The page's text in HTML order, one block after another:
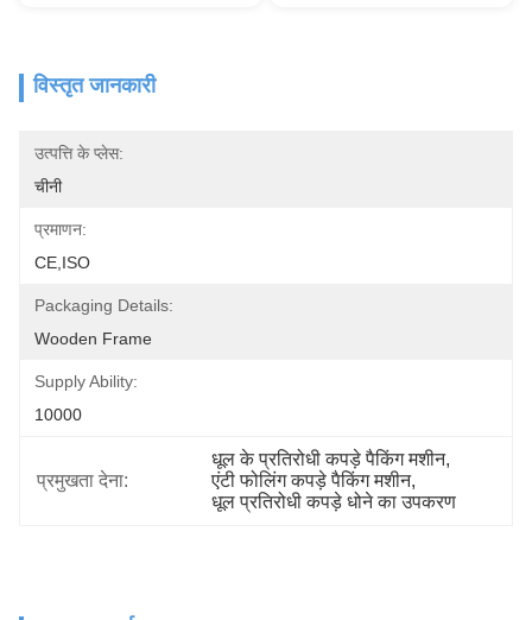
विस्तृत जानकारी
उत्पत्ति के प्लेस:
चीनी
प्रमाणन:
CE,ISO
Packaging Details:
Wooden Frame
Supply Ability:
10000
प्रमुखता देना:
धूल के प्रतिरोधी कपड़े पैकिंग मशीन,
एंटी फोलिंग कपड़े पैकिंग मशीन,
धूल प्रतिरोधी कपड़े धोने का उपकरण